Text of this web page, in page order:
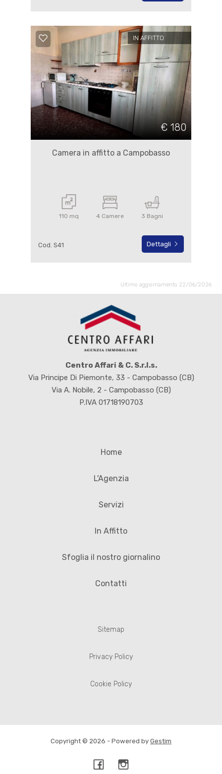
IN AFFITTO
€ 180
Camera in affitto a Campobasso
110 mq 4 Camere 3 Bagni
Cod. S41 Dettagli
Ultimo aggiornamento 22/06/2026
Centro Affari & C. S.r.l.s.
Via Principe Di Piemonte, 33 - Campobasso (CB)
Via A. Nobile, 2 - Campobasso (CB)
P.IVA 01718190703
Home
L'Agenzia
Servizi
In Affitto
Sfoglia il nostro giornalino
Contatti
Sitemap
Privacy Policy
Cookie Policy
Copyright © 2026 - Powered by Gestim